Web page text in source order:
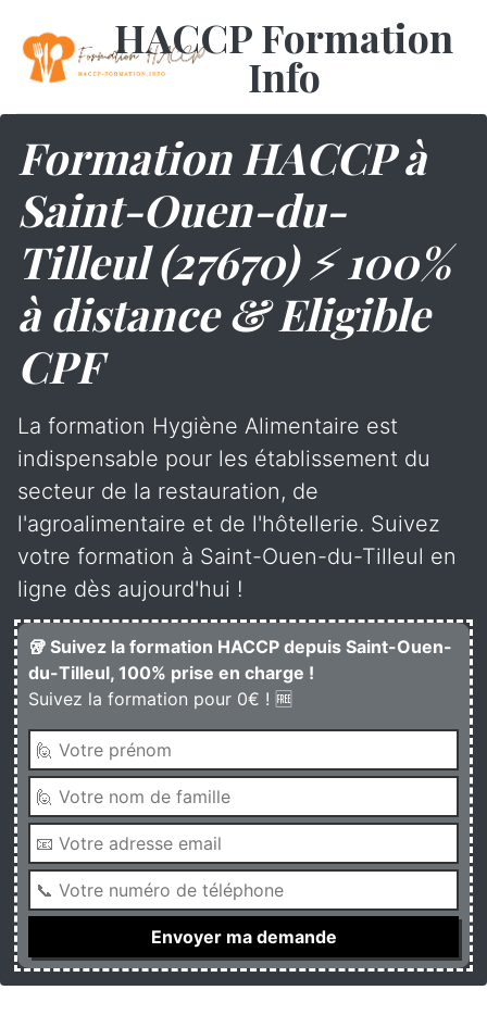
HACCP Formation
Info
Formation HACCP à
Saint-Ouen-du-
Tilleul (27670) ⚡ 100%
à distance & Eligible
CPF
La formation Hygiène Alimentaire est
indispensable pour les établissement du
secteur de la restauration, de
l'agroalimentaire et de l'hôtellerie. Suivez
votre formation à Saint-Ouen-du-Tilleul en
ligne dès aujourd'hui !
🥡 Suivez la formation HACCP depuis Saint-Ouen-
du-Tilleul, 100% prise en charge !
Suivez la formation pour 0€ ! 🆓